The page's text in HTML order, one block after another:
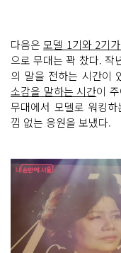
다음은모델 1기와 2기
으로 무대는 꽉 찼다. 작
의 말을 전하는 시간이
소감을 말하는 시간이
무대에서 모델로 워킹
낌 없는 응원을 보냈다.